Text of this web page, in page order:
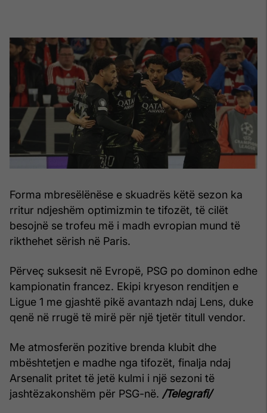
Forma mbresëlënëse e skuadrës këtë sezon ka
rritur ndjeshëm optimizmin te tifozët, të cilët
besojnë se trofeu më i madh evropian mund të
rikthehet sërish në Paris.
Përveç suksesit në Evropë, PSG po dominon edhe
kampionatin francez. Ekipi kryeson renditjen e
Ligue 1 me gjashtë pikë avantazh ndaj Lens, duke
qenë në rrugë të mirë për një tjetër titull vendor.
Me atmosferën pozitive brenda klubit dhe
mbështetjen e madhe nga tifozët, finalja ndaj
Arsenalit pritet të jetë kulmi i një sezoni të
jashtëzakonshëm për PSG-në. /Telegrafi/